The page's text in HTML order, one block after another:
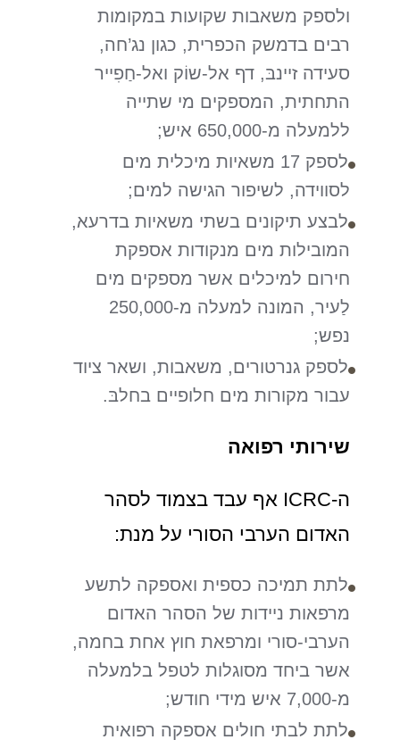
ולספק משאבות שקועות במקומות
רבים בדמשק הכפרית, כגון נג’חה,
סעידה זיינבּ, דף אל-שוֹק ואל-חַפִייר
התחתית, המספקים מי שתייה
ללמעלה מ-650,000 איש;
לספק 17 משאיות מיכלית מים
לסווידה, לשיפור הגישה למים;
לבצע תיקונים בשתי משאיות בדרעא,
המובילות מים מנקודות אספקת
חירום למיכלים אשר מספקים מים
לַעיר, המונה למעלה מ-250,000
נפש;
לספק גנרטורים, משאבות, ושאר ציוד
עבור מקורות מים חלופיים בחלבּ.
שירותי רפואה
ה-ICRC אף עבד בצמוד לסהר
האדום הערבי הסורי על מנת:
לתת תמיכה כספית ואספקה לתשע
מרפאות ניידות של הסהר האדום
הערבי-סורי ומרפאת חוץ אחת בחמה,
אשר ביחד מסוגלות לטפל בלמעלה
מ-7,000 איש מידי חודש;
לתת לבתי חולים אספקה רפואית